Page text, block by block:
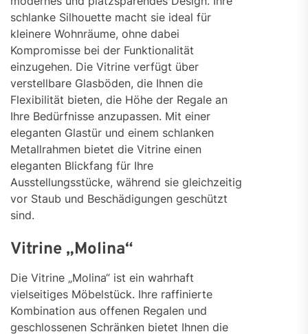
schlanke Silhouette macht sie ideal für
kleinere Wohnräume, ohne dabei
Kompromisse bei der Funktionalität
einzugehen. Die Vitrine verfügt über
verstellbare Glasböden, die Ihnen die
Flexibilität bieten, die Höhe der Regale an
Ihre Bedürfnisse anzupassen. Mit einer
eleganten Glastür und einem schlanken
Metallrahmen bietet die Vitrine einen
eleganten Blickfang für Ihre
Ausstellungsstücke, während sie gleichzeitig
vor Staub und Beschädigungen geschützt
sind.
Vitrine „Molina“
Die Vitrine „Molina“ ist ein wahrhaft
vielseitiges Möbelstück. Ihre raffinierte
Kombination aus offenen Regalen und
geschlossenen Schränken bietet Ihnen die